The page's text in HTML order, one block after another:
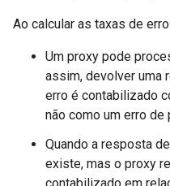
Ao calcular as taxas de erro:
Um proxy pode
assim, devolver uma
erro é contabilizado
não como um erro de
Quando a resposta
existe, mas o proxy